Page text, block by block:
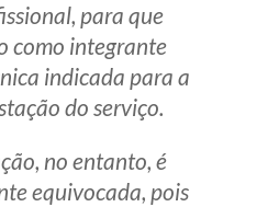
para que
como integrante
indicada para a
do serviço.
no entanto, é
equivocada, pois